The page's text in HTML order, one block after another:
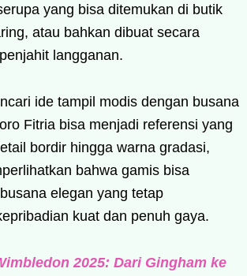
yang bisa ditemukan di butik
atau bahkan dibuat secara
langganan.
ide tampil modis dengan busana
Fitria bisa menjadi referensi yang
bordir hingga warna gradasi,
bahwa gamis bisa
elegan yang tetap
kuat dan penuh gaya.
2025: Dari Gingham ke